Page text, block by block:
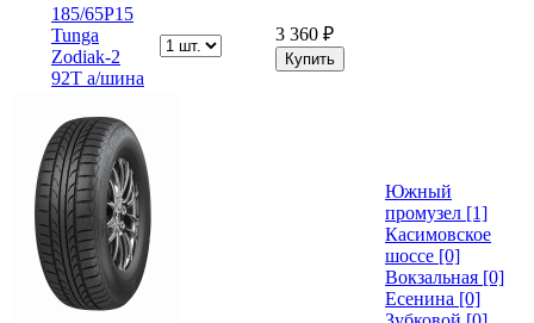
185/65Р15
Tunga
Zodiak-2
92T а/шина
3 360 ₽
Южный
промузел [1]
Касимовское
шоссе [0]
Вокзальная [0]
Есенина [0]